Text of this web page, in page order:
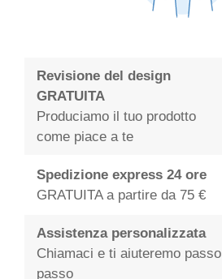
Revisione del design
GRATUITA
Produciamo il tuo prodotto
come piace a te
Spedizione express 24 ore
GRATUITA a partire da 75 €
Assistenza personalizzata
Chiamaci e ti aiuteremo passo
passo